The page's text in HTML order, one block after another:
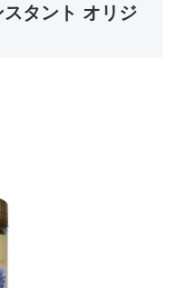
タント オリジ